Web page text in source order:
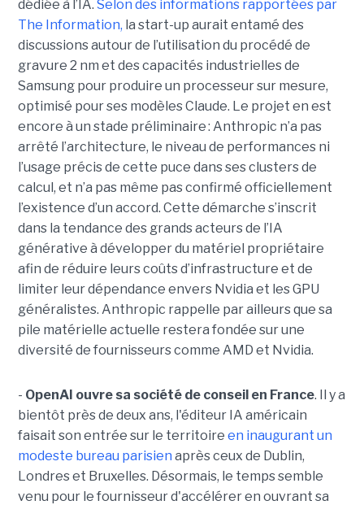
dédiée à l’IA. Selon des informations rapportées par
The Information, la start-up aurait entamé des
discussions autour de l’utilisation du procédé de
gravure 2 nm et des capacités industrielles de
Samsung pour produire un processeur sur mesure,
optimisé pour ses modèles Claude. Le projet en est
encore à un stade préliminaire : Anthropic n’a pas
arrêté l’architecture, le niveau de performances ni
l’usage précis de cette puce dans ses clusters de
calcul, et n’a pas même pas confirmé officiellement
l’existence d’un accord. Cette démarche s’inscrit
dans la tendance des grands acteurs de l’IA
générative à développer du matériel propriétaire
afin de réduire leurs coûts d’infrastructure et de
limiter leur dépendance envers Nvidia et les GPU
généralistes. Anthropic rappelle par ailleurs que sa
pile matérielle actuelle restera fondée sur une
diversité de fournisseurs comme AMD et Nvidia.
- OpenAI ouvre sa société de conseil en France. Il y a
bientôt près de deux ans, l'éditeur IA américain
faisait son entrée sur le territoire en inaugurant un
modeste bureau parisien après ceux de Dublin,
Londres et Bruxelles. Désormais, le temps semble
venu pour le fournisseur d'accélérer en ouvrant sa